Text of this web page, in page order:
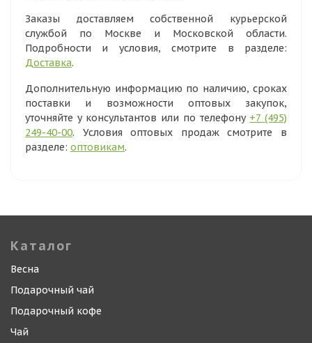
Заказы доставляем собственной курьерской
службой по Москве и Московской области.
Подробности и условия, смотрите в разделе:
Доставка.
Дополнительную информацию по наличию, сроках
поставки и возможности оптовых закупок,
уточняйте у консультантов или по телефону +7 (495)
249-40-00. Условия оптовых продаж смотрите в
разделе: оптовикам.
Каталог
Весна
Подарочный чай
Подарочный кофе
Чай